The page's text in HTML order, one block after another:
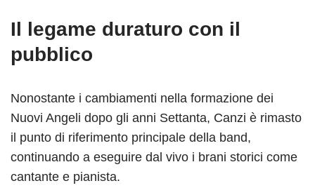
Il legame duraturo con il
pubblico
Nonostante i cambiamenti nella formazione dei
Nuovi Angeli dopo gli anni Settanta, Canzi è rimasto
il punto di riferimento principale della band,
continuando a eseguire dal vivo i brani storici come
cantante e pianista.